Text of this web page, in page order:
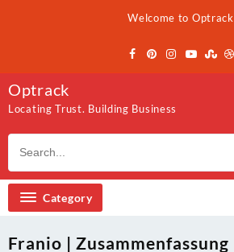
Welcome to Optrack
Optrack
Locating Trust. Building Business
Category
Franio | Zusammenfassung